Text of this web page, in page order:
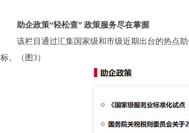
助企政策“轻松查” 政策服务尽在掌握
该栏目通过汇集国家级和市级近期出台的热点助
标。（图3）